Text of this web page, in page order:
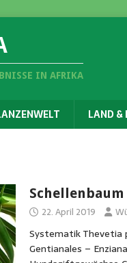
IN AFRIKA
LAND &
Schellenbaum
22. April 2019
Systematik Thevetia
Gentianales –